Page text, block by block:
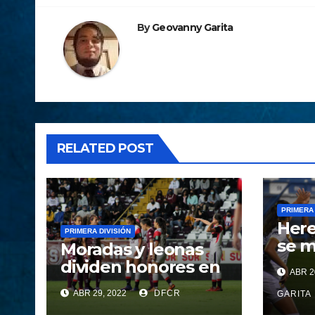
ByGeovanny Garita
RELATED POST
PRIMERA DIVISIÓN
Moradas y leonas
dividen honores en
el Clásico
ABR 29, 2022 DFCR
se
ABR
GARITA